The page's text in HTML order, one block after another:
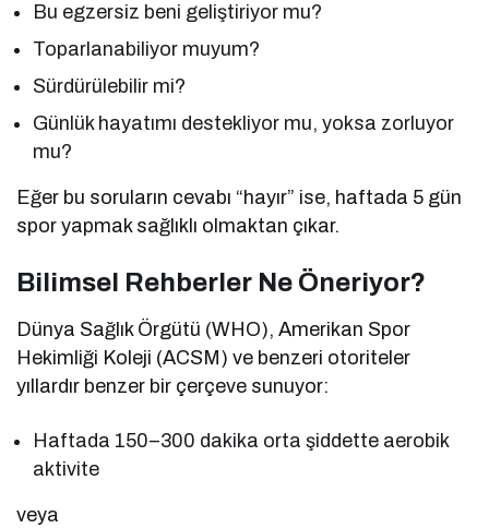
Bu egzersiz beni geliştiriyor mu?
Toparlanabiliyor muyum?
Sürdürülebilir mi?
Günlük hayatımı destekliyor mu, yoksa zorluyor
mu?
Eğer bu soruların cevabı “hayır” ise, haftada 5 gün
spor yapmak sağlıklı olmaktan çıkar.
Bilimsel Rehberler Ne Öneriyor?
Dünya Sağlık Örgütü (WHO), Amerikan Spor
Hekimliği Koleji (ACSM) ve benzeri otoriteler
yıllardır benzer bir çerçeve sunuyor:
Haftada 150–300 dakika orta şiddette aerobik
aktivite
veya